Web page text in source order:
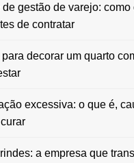
de gestão de varejo: como
de contratar
decorar um quarto
excessiva: o que é,
a empresa que